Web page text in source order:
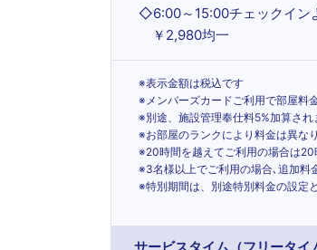
◇6:00～15:00チェックイン
￥2,980均一
※表示金額は税込です
※メンバーズカードご利用で部屋料
※別途、施設管理奉仕料5%加算され
※お部屋のランクにより料金は異な
※20時間を越えてご利用の場合は20
※3名様以上でご利用の場合､追加料
※特別期間は、別途特別料金の設定